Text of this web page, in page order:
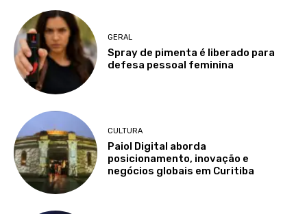
GERAL
Spray de pimenta é liberado para
defesa pessoal feminina
CULTURA
Paiol Digital aborda
posicionamento, inovação e
negócios globais em Curitiba